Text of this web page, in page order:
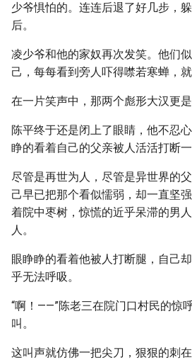
少爷惧怕的。连连后退了好几步，
后。
凌少爷和他的家奴再次发笑。他们
己，每每看到旁人吓得噤若寒蝉，就
在一片笑声中，那两个彪形大汉更
陈平终于还是闭上了眼睛，他不忍
睁的看着自己的父亲被人活活打断一
尽管是再世为人，尽管是异世界的
己早已把那个看似懦弱，却一直坚
着院中枣树，惊慌的近乎呆滞的男
人。
眼睁睁的看着他被人打断腿，自己
乎无法呼吸。
“啊！——”陈老三在院门口村民的惊
叫。
这叫声就仿佛一把尖刀，狠狠的刺